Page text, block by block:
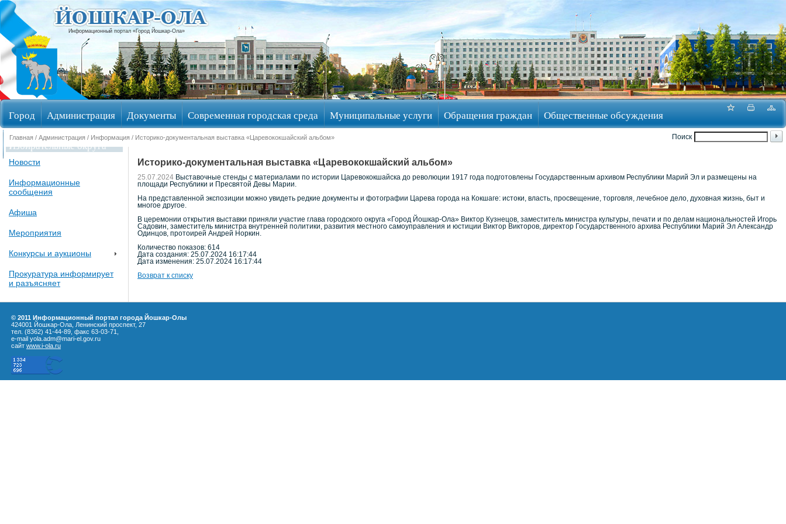
Информационный портал «Город Йошкар-Ола»
Город Администрация Документы Современная городская среда Муниципальные услуги Обращения граждан Общественные обсуждения
Избирательные округа
Поиск
Главная / Администрация / Информация / Историко-документальная выставка «Царевококшайский альбом»
Новости
Информационные
сообщения
Афиша
Мероприятия
Конкурсы и аукционы
Прокуратура информирует
и разъясняет
Историко-документальная выставка «Царевококшайский альбом»
25.07.2024 Выставочные стенды с материалами по истории Царевококшайска до революции 1917 года подготовлены Государственным архивом Республики Марий Эл и размещены на
площади Республики и Пресвятой Девы Марии.
На представленной экспозиции можно увидеть редкие документы и фотографии Царева города на Кокшаге: истоки, власть, просвещение, торговля, лечебное дело, духовная жизнь, быт и
многое другое.
В церемонии открытия выставки приняли участие глава городского округа «Город Йошкар-Ола» Виктор Кузнецов, заместитель министра культуры, печати и по делам национальностей Игорь
Садовин, заместитель министра внутренней политики, развития местного самоуправления и юстиции Виктор Викторов, директор Государственного архива Республики Марий Эл Александр
Одинцов, протоирей Андрей Норкин.
Количество показов: 614
Дата создания: 25.07.2024 16:17:44
Дата изменения: 25.07.2024 16:17:44
Возврат к списку
© 2011 Информационный портал города Йошкар-Олы
424001 Йошкар-Ола, Ленинский проспект, 27
тел. (8362) 41-44-89, факс 63-03-71,
e-mail yola.adm@mari-el.gov.ru
сайт www.i-ola.ru